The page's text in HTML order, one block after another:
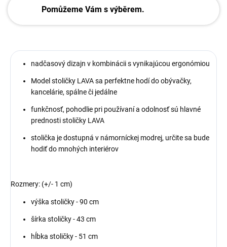
Pomůžeme Vám s výběrem.
nadčasový dizajn v kombinácii s vynikajúcou ergonómiou
Model stoličky LAVA sa perfektne hodí do obývačky,
kancelárie, spálne či jedálne
funkčnosť, pohodlie pri používaní a odolnosť sú hlavné
prednosti stoličky LAVA
stolička je dostupná v námorníckej modrej, určite sa bude
hodiť do mnohých interiérov
Rozmery: (+/- 1 cm)
výška stoličky - 90 cm
šírka stoličky - 43 cm
hĺbka stoličky - 51 cm